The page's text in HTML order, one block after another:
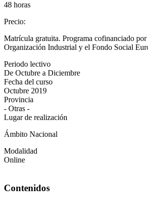
48 horas
Precio:
Matrícula gratuita. Programa cofinanciado
Organización Industrial y el Fondo Social
Periodo lectivo
De Octubre a Diciembre
Fecha del curso
Octubre 2019
Provincia
- Otras -
Lugar de realización
Ámbito Nacional
Modalidad
Online
Contenidos